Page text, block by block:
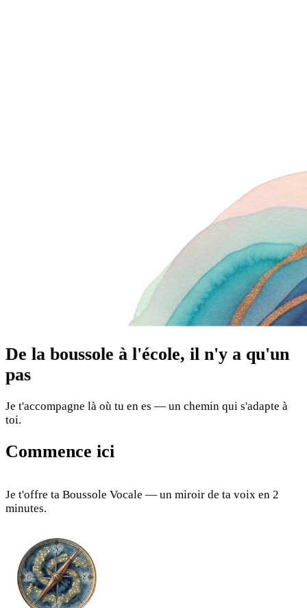
De la boussole à l'école, il n'y a qu'un
pas
Je t'accompagne là où tu en es — un chemin qui s'adapte à
toi.
Commence ici
Je t'offre ta Boussole Vocale — un miroir de ta voix en 2
minutes.